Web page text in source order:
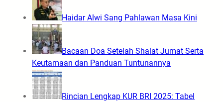
Haidar Alwi Sang Pahlawan Masa Kini
Bacaan Doa Setelah Shalat Jumat Serta
Keutamaan dan Panduan Tuntunannya
Rincian Lengkap KUR BRI 2025: Tabel